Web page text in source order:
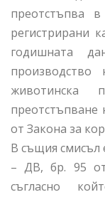
преотстъпва
регистрирани
годишната
производство
животинска
преотстъпване
от Закона за
В същия смисъл
– ДВ, бр. 95 от
съгласно